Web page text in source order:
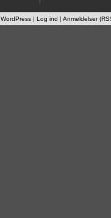
WordPress | Log ind | Anmeldelser